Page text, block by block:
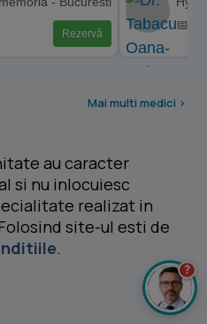
Rezervă
📅
Mai multi medici >
au caracter
si nu inlocuiesc
realizat in
site-ul esti de
.
?